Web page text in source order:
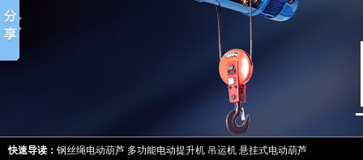
快速导读： 钢丝绳电动葫芦 多功能电动提升机 吊运机 悬挂式电动葫芦